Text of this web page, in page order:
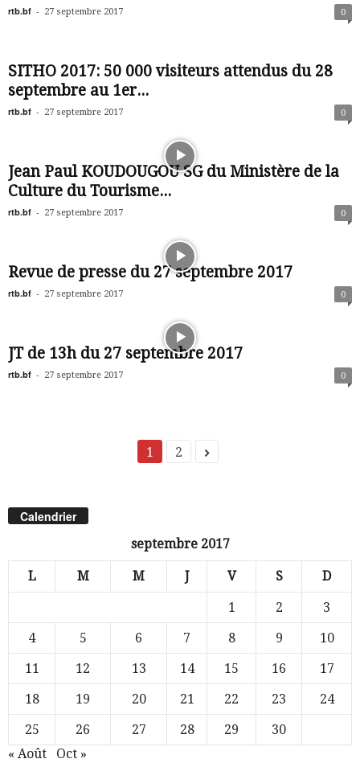
rtb.bf - 27 septembre 2017 0
SITHO 2017: 50 000 visiteurs attendus du 28
septembre au 1er...
rtb.bf - 27 septembre 2017 0
Jean Paul KOUDOUGOU SG du Ministère de la
Culture du Tourisme...
rtb.bf - 27 septembre 2017 0
Revue de presse du 27 septembre 2017
rtb.bf - 27 septembre 2017 0
JT de 13h du 27 septembre 2017
rtb.bf - 27 septembre 2017 0
1 2
Calendrier
septembre 2017
L M M J V S D
1 2
3
4
5 6 7 8 9
10
11
12 13 14 15 16
17
18
19 20 21 22 23
24
25
26 27 28 29
30
« Août
Oct »